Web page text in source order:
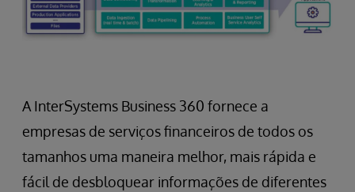
A InterSystems Business 360 fornece a
empresas de serviços financeiros de todos os
tamanhos uma maneira melhor, mais rápida e
fácil de desbloquear informações de diferentes